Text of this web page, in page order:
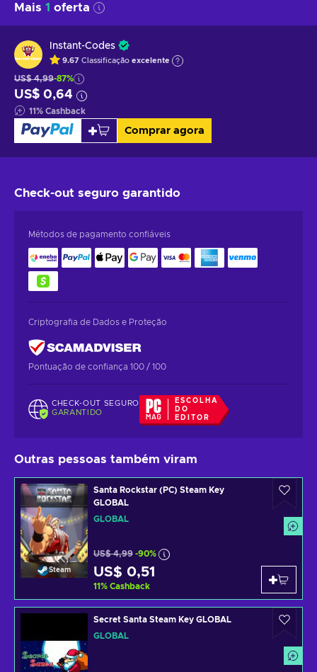
Mais 1 oferta
Instant-Codes
9.67 Classificação excelente
US$ 4,99-87%
US$ 0,64
11% Cashback
Comprar agora
Check-out seguro garantido
Métodos de pagamento confiáveis
Criptografia de Dados e Proteção
Pontuação de confiança 100 / 100
CHECK-OUT SEGURO
GARANTIDO
ESCOLHA
DO
EDITOR
Outras pessoas também viram
Steam
Santa Rockstar (PC) Steam Key
GLOBAL
GLOBAL
US$ 4,99 -90%
US$ 0,51
11% Cashback
Secret Santa Steam Key GLOBAL
GLOBAL